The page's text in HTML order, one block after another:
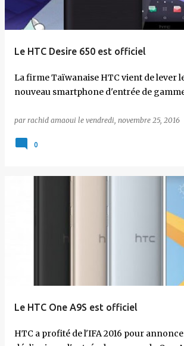
Le HTC Desire 650 est officiel
La firme Taïwanaise HTC vient de lever
nouveau smartphone d'entrée de
par rachid amaoui le vendredi, novembre 25, 2016
0
Le HTC One A9S est officiel
HTC a profité de l'IFA 2016 pour